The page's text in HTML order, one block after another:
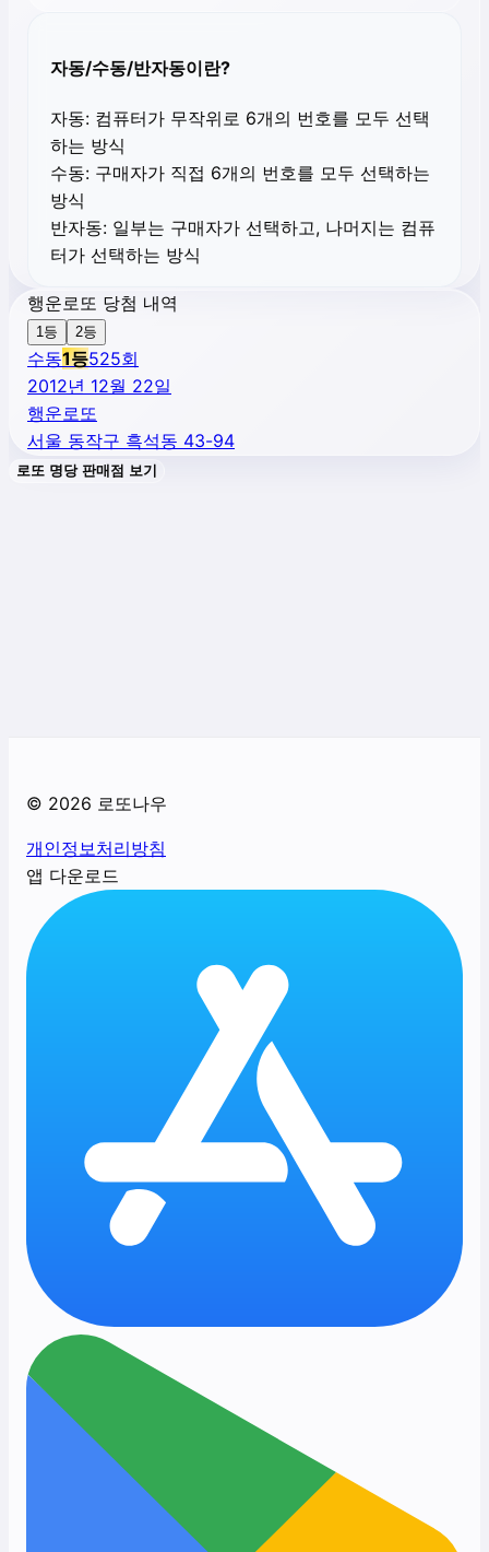
자동/수동/반자동이란?
자동: 컴퓨터가 무작위로 6개의 번호를 모두 선택
하는 방식
수동: 구매자가 직접 6개의 번호를 모두 선택하는
방식
반자동: 일부는 구매자가 선택하고, 나머지는 컴퓨
터가 선택하는 방식
행운로또 당첨 내역
1등 2등
수동1등525회
2012년 12월 22일
행운로또
서울 동작구 흑석동 43-94
로또 명당 판매점 보기
© 2026 로또나우
개인정보처리방침
앱 다운로드